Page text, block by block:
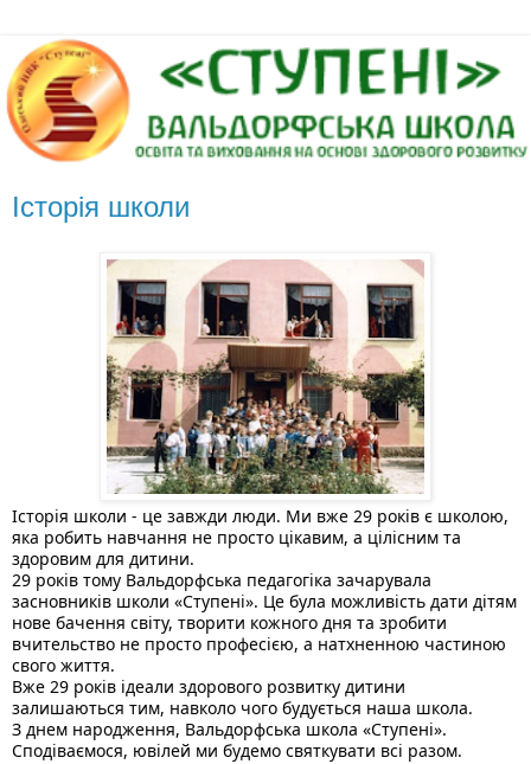
Історія школи
Історія школи - це завжди люди. Ми вже 29 років є школою,
яка робить навчання не просто цікавим, а цілісним та
здоровим для дитини.
29 років тому Вальдорфська педагогіка зачарувала
засновників школи «Ступені». Це була можливість дати дітям
нове бачення світу, творити кожного дня та зробити
вчительство не просто професією, а натхненною частиною
свого життя.
Вже 29 років ідеали здорового розвитку дитини
залишаються тим, навколо чого будується наша школа.
З днем народження, Вальдорфська школа «Ступені».
Сподіваємося, ювілей ми будемо святкувати всі разом.